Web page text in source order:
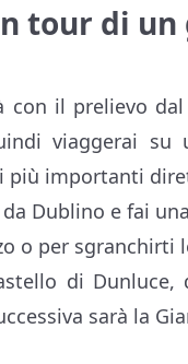
tour di un
il prelievo
viaggerai su
più importanti
Dublino e fai
o per sgranchirti
di
sarà la